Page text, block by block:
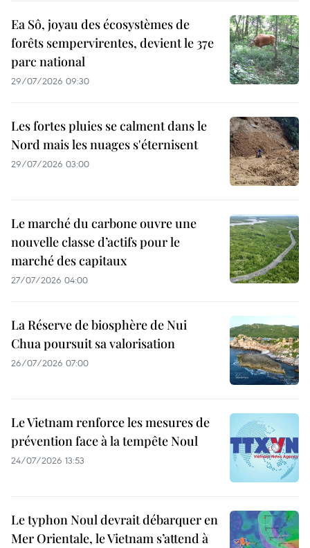
Ea Sô, joyau des écosystèmes de
forêts sempervirentes, devient le 37e
parc national
29/07/2026 09:30
Les fortes pluies se calment dans le
Nord mais les nuages s'éternisent
29/07/2026 03:00
Le marché du carbone ouvre une
nouvelle classe d’actifs pour le
marché des capitaux
27/07/2026 04:00
La Réserve de biosphère de Nui
Chua poursuit sa valorisation
26/07/2026 07:00
Le Vietnam renforce les mesures de
prévention face à la tempête Noul
24/07/2026 13:53
Le typhon Noul devrait débarquer en
Mer Orientale, le Vietnam s’attend à